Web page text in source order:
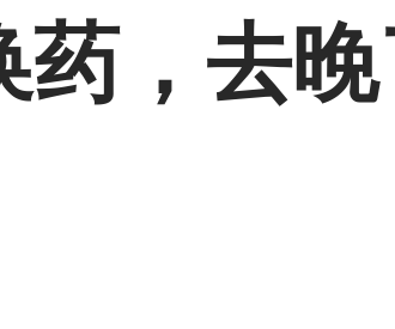
药，去